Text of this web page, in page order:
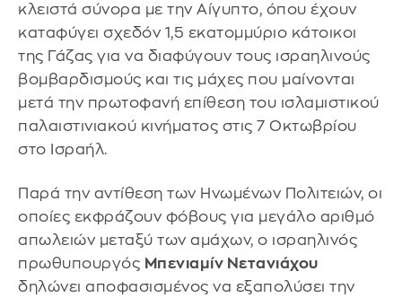
κλειστά σύνορα με την Αίγυπτο, όπου έχουν
καταφύγει σχεδόν 1,5 εκατομμύριο κάτοικοι
της Γάζας για να διαφύγουν τους ισραηλινούς
βομβαρδισμούς και τις μάχες που μαίνονται
μετά την πρωτοφανή επίθεση του ισλαμιστικού
παλαιστινιακού κινήματος στις 7 Οκτωβρίου
στο Ισραήλ.
Παρά την αντίθεση των Ηνωμένων Πολιτειών, οι
οποίες εκφράζουν φόβους για μεγάλο αριθμό
απωλειών μεταξύ των αμάχων, ο ισραηλινός
πρωθυπουργός Μπενιαμίν Νετανιάχου
δηλώνει αποφασισμένος να εξαπολύσει την